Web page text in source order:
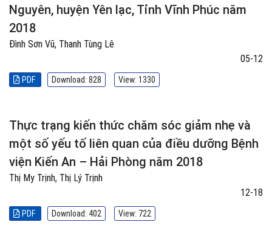
Nguyên, huyện Yên lạc, Tỉnh Vĩnh Phúc năm
2018
Đình Sơn Vũ, Thanh Tùng Lê
05-12
PDF Download: 828 View: 1330
Thực trạng kiến thức chăm sóc giảm nhẹ và
một số yếu tố liên quan của điều dưỡng Bệnh
viện Kiến An – Hải Phòng năm 2018
Thị My Trịnh, Thị Lý Trịnh
12-18
PDF Download: 402 View: 722